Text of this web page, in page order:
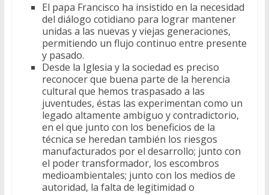
El papa Francisco ha insistido en la necesidad
del diálogo cotidiano para lograr mantener
unidas a las nuevas y viejas generaciones,
permitiendo un flujo continuo entre presente
y pasado.
Desde la Iglesia y la sociedad es preciso
reconocer que buena parte de la herencia
cultural que hemos traspasado a las
juventudes, éstas las experimentan como un
legado altamente ambiguo y contradictorio,
en el que junto con los beneficios de la
técnica se heredan también los riesgos
manufacturados por el desarrollo; junto con
el poder transformador, los escombros
medioambientales; junto con los medios de
autoridad, la falta de legitimidad o